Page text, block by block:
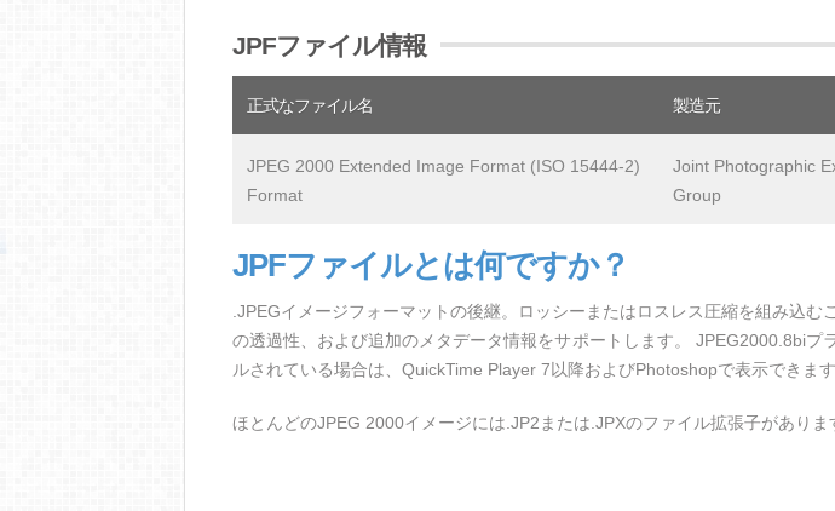
JPFファイル情報
正式なファイル名 製造元
JPEG 2000 Extended Image Format (ISO 15444-2)
Format
Joint Photographic
Group
JPFファイルとは何ですか？
.JPEGイメージフォーマットの後継。ロッシーまたはロスレス圧縮を組み込む
の透過性、および追加のメタデータ情報をサポートします。 JPEG2000.8biプ
ルされている場合は、QuickTime Player 7以降およびPhotoshopで表示できます
ほとんどのJPEG 2000イメージには.JP2または.JPXのファイル拡張子がありま